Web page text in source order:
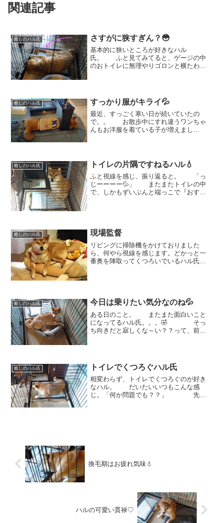
関連記事
癒しのハル氏 さすがに狭すぎん？😳
基本的に狭いところが好きなハル
氏。 ふと見てみてると、ゲージの中
のおトイレに無理やりゴロンと横たわっ
とすぐにクンクン確認しに行ってそ...
癒しのハル氏 すっかり服がキライ💦
最近、すっごく寒い日が続いていたの
で。。 お散歩中にすれ違うワンちゃ
んもお洋服を着ている子が増えまし
に逃げるのに、脱がせてほしいの...
癒しのハル氏 トイレの片隅ですねるハル💧
ふと視線を感じ、振り返ると。 「っ
じーーーー💦」 またまたトイレの中
で、しかもずいぶんと端っこで『おすね
癒しのハル氏 現場監督
リビングに掃除機をかけておりました
ら、何やら視線を感じます。どかっと一
番奥を陣取ってくつろいでいるハル氏。
癒しのハル氏 今日は乗りたい気分なのね💦
ある日のこと。 またまた面白いこと
になってるハル氏。。。🤣 そっ
ち向きだと寂しくな～い？？って、前も
🤣 ちょっとちょっ...
癒しのハル氏 トイレでくつろぐハル氏
相変わらず、トイレでくつろぐのが好き
なハル。 だいたいいつもこんな感
じ。「何か問題でも？？」 先日
換毛期はお疲れ気味💧
ハルの可愛い貫禄♡